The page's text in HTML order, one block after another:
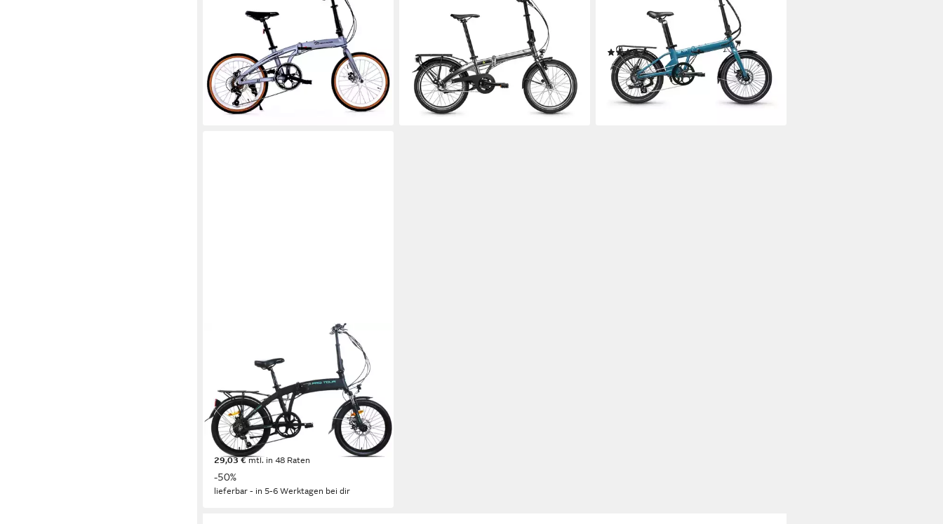
Gänge
Zul. Gesamtgewicht
UVP699,99 €
17,88 €mtl. in 24 Raten
-49%
lieferbar - in 4-5 Werktagen bei dir
Kompakt
Zul. Gesamtgewicht
499,00 € UVP749,00 €
17,90 €mtl. in 36 Raten
-33%
lieferbar - in 2-3 Werktagen bei dir
Zul. Gesamtgewicht
(2)
1.499,00 € UVP2.299,00 €
43,52 €mtl. in 48 Raten
-35%
lieferbar - in 2-3 Werktagen bei dir
Klapprad für Erwachsene E-Bike 20
Zoll 7-Gang Shimano Alu-Rahmen
7 Gänge
120 kg Zul. Gesamtgewicht
Kettenschaltung Schaltung
999,89 € 1.999,99 €
29,03 €mtl. in 48 Raten
-50%
lieferbar - in 5-6 Werktagen bei dir